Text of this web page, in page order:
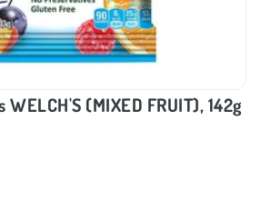
(MIXED FRUIT), 142g